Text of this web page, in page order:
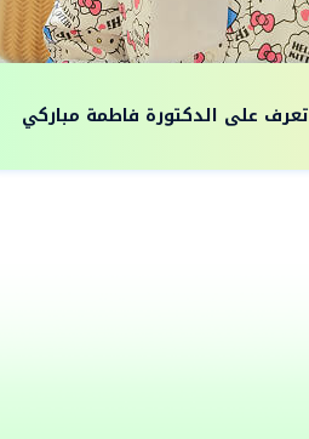
تعرف على الدكتورة فاطمة مباركي